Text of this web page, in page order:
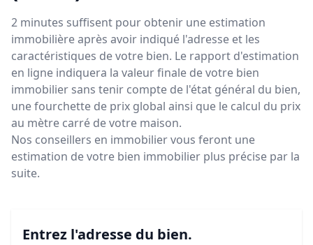
2 minutes suffisent pour obtenir une estimation
immobilière après avoir indiqué l'adresse et les
caractéristiques de votre bien. Le rapport d'estimation
en ligne indiquera la valeur finale de votre bien
immobilier sans tenir compte de l'état général du bien,
une fourchette de prix global ainsi que le calcul du prix
au mètre carré de votre maison.
Nos conseillers en immobilier vous feront une
estimation de votre bien immobilier plus précise par la
suite.
Entrez l'adresse du bien.